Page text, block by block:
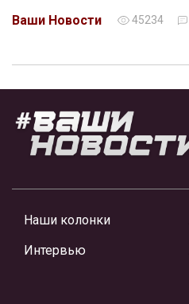
Ваши Новости
45234
Наши колонки
Интервью